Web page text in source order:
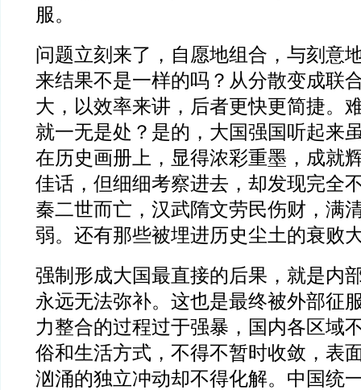
服。
问题立刻来了，自愿地组合，与刻意
来结果不是一样的吗？从分散变成联
大，以效率来讲，后者更快更简捷。
就一无是处？是的，大国强国听起来
在历史画册上，显得浓彩重墨，成就
佳话，但细细考察进去，却发现完全
秦二世而亡，汉武隋文劳民伤财，满
弱。还有那些被埋进历史尘土的衰败
强制形成大国最直接的后果，就是内
永远无法弥补。这也是最终被外部征
力整合的过程过于强暴，国内各区域
俗和生活方式，不得不暂时收敛，表
汹涌的独立冲动却不得化解。中国统